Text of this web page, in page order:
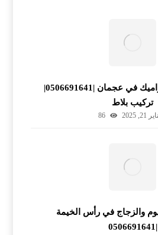
شركة تركيب سيراميك في عجمان |0506691641|
تركيب بلاط
21, 2025
86
والزجاج في رأس الخيمة
|0506691641